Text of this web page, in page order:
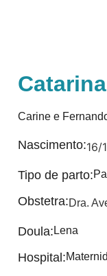
Catarina
Carine e
Nascimento:16/
Tipo de parto:
Obstetra:Dra.
Doula: Lena
Hospital: